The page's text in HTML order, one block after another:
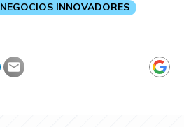
NEGOCIOS INNOVADORES